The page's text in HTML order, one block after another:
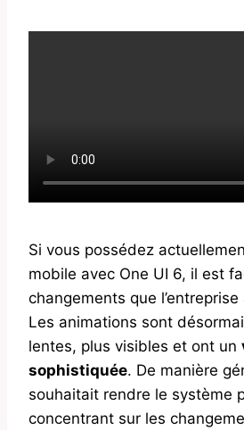
Si vous possédez
mobile avec One UI 6, il est
changements que
Les animations sont
lentes, plus visibles et ont un
sophistiquée. De manière
souhaitait rendre le système
concentrant sur les